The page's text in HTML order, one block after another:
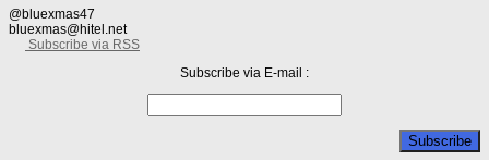
@bluexmas47
bluexmas@hitel.net
Subscribe via RSS
Subscribe via E-mail :